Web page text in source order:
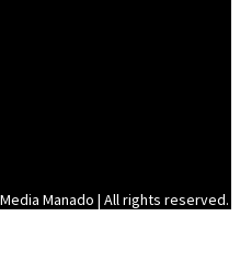
Manado | All rights reserved.